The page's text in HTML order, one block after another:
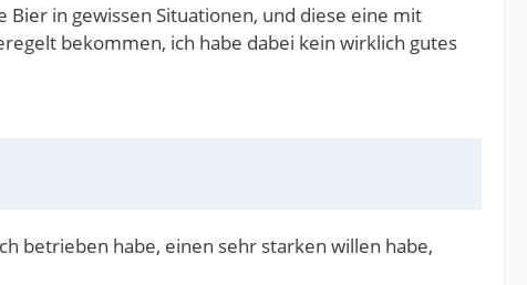
in gewissen Situationen, und diese eine mit
bekommen, ich habe dabei kein wirklich gutes
betrieben habe, einen sehr starken willen habe,